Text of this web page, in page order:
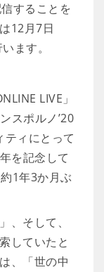
することを
12月7日
ます。
LIVE」
スポルノ’20
ティにとって
を記念して
1年3か月ぶ
、そして、
していたと
、「世の中